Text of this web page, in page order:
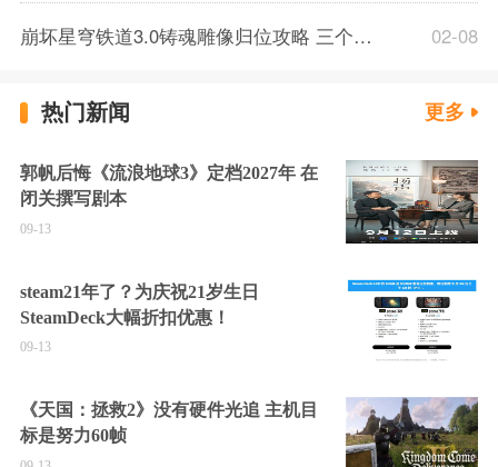
崩坏星穹铁道3.0铸魂雕像归位攻略 三个雕像位置一览 02-08
热门新闻 更多
郭帆后悔《流浪地球3》定档2027年 在
闭关撰写剧本
09-13
steam21年了？为庆祝21岁生日
SteamDeck大幅折扣优惠！
09-13
《天国：拯救2》没有硬件光追 主机目
标是努力60帧